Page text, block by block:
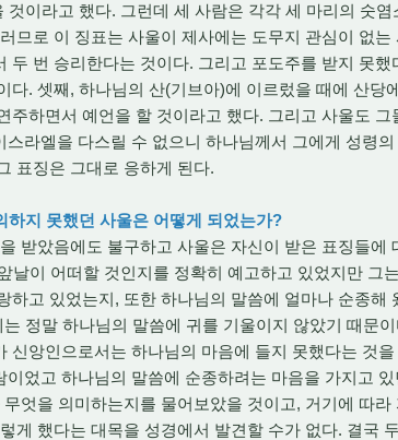
것이라고 했다. 그런데 세 사람은 각각 세 마리의 숫
므로 이 징표는 사울이 제사에는 도무지 관심이 없
두 번 승리한다는 것이다. 그리고 포도주를 받지 못
다. 셋째, 하나님의 산(기브아)에 이르렀을 때에 산당
주하면서 예언을 할 것이라고 했다. 그리고 사울도
라엘을 다스릴 수 없으니 하나님께서 그에게 성령
표징은 그대로 응하게 된다.
하지 못했던 사울은 어떻게 되었는가?
받았음에도 불구하고 사울은 자신이 받은 표징들에
날이 어떠할 것인지를 정확히 예고하고 있었지만 그
하고 있었는지, 또한 하나님의 말씀에 얼마나 순종해
정말 하나님의 말씀에 귀를 기울이지 않았기 때문
신앙인으로서는 하나님의 마음에 들지 못했다는 것
이었고 하나님의 말씀에 순종하려는 마음을 가지고
엇을 의미하는지를 물어보았을 것이고, 거기에 따
게 했다는 대목을 성경에서 발견할 수가 없다. 결국